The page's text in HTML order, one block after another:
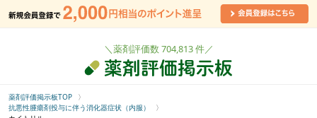
＼薬剤評価数 704,813 件／
薬剤評価掲示板TOP
抗悪性腫瘍剤投与に伴う消化器症状（内服）